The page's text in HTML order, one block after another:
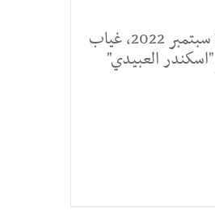
شهدت حصة تمارين النادي الإفريقي أمس الخميس 8 سبتمبر 2022، غياب
العبيدي"